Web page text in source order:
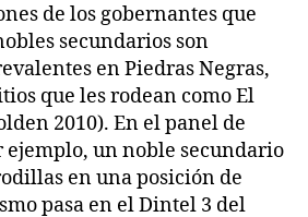
de los gobernantes que
secundarios son
en Piedras Negras,
que les rodean como El
2010). En el panel de
ejemplo, un noble secundario
en una posición de
pasa en el Dintel 3 del